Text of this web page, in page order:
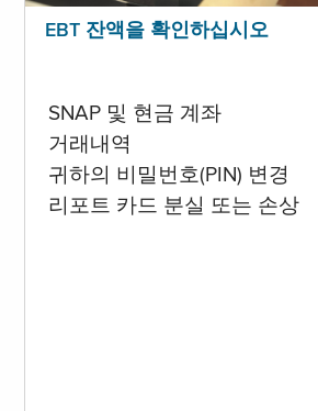
EBT 잔액을 확인하십시오
SNAP 및 현금 계좌
거래내역
귀하의 비밀번호(PIN) 변경
리포트 카드 분실 또는 손상